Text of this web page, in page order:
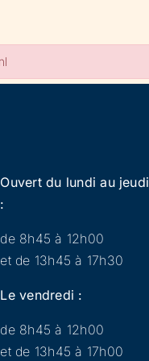
Ouvert du lundi au jeudi
:
de 8h45 à 12h00
et de 13h45 à 17h30
Le vendredi :
de 8h45 à 12h00
et de 13h45 à 17h00